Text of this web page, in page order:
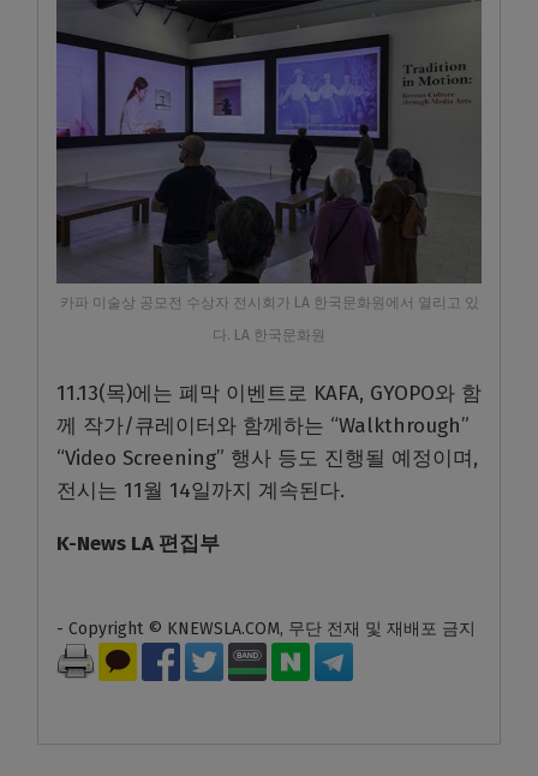
카파 미술상 공모전 수상자 전시회가 LA 한국문화원에서 열리고 있
다. LA 한국문화원
11.13(목)에는 폐막 이벤트로 KAFA, GYOPO와 함
께 작가/큐레이터와 함께하는 “Walkthrough”
“Video Screening” 행사 등도 진행될 예정이며,
전시는 11월 14일까지 계속된다.
K-News LA 편집부
- Copyright © KNEWSLA.COM, 무단 전재 및 재배포 금지